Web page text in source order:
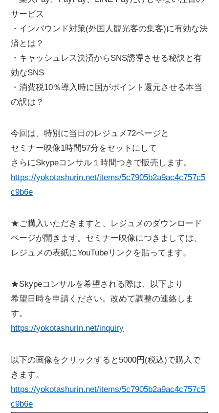
サービス
・インバウンド対策(外国人観光客の集客)に有効な決
済とは？
・キャッシュレス決済からSNS誘導させる秘訣と有
効なSNS
・消費税10％導入時に国がポイント還元させる本当
の訳は？
今回は、特別に当日のレジュメ72ページと
セミナー映像1時間57分をセットにして
さらにSkypeコンサル１時間つきで販売します。
https://yokotashurin.net/items/5c7905b2a9ac4c757c5
c9b6e
★ご購入いただきますと、レジュメのダウンロード
ページが開きます。セミナー映像につきましては、
レジュメの表紙にYouTubeリンクを貼ってます。
★Skypeコンサルを希望される際は、以下より
希望日時を申請ください。改めて調整の連絡しま
す。
https://yokotashurin.net/inquiry
以下の画像をクリックすると5000円(税込)で購入で
きます。
https://yokotashurin.net/items/5c7905b2a9ac4c757c5
c9b6e